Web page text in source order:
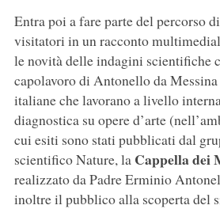
Entra poi a fare parte del percorso
visitatori in un racconto
le novità delle indagini scientifiche
capolavoro di Antonello da
italiane che lavorano a livello
diagnostica su opere d’arte
cui esiti sono stati pubblicati dal
scientifico Nature, la Cappella dei
realizzato da Padre Erminio
inoltre il pubblico alla scoperta del